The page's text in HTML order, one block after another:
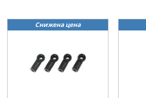
Снижена цена